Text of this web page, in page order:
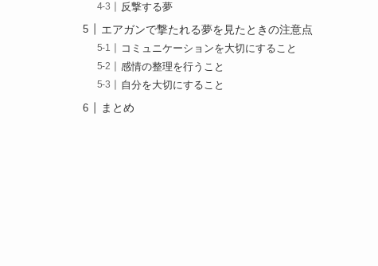
反撃する夢
エアガンで撃たれる夢を見たときの注意点
コミュニケーションを大切にすること
感情の整理を行うこと
自分を大切にすること
まとめ